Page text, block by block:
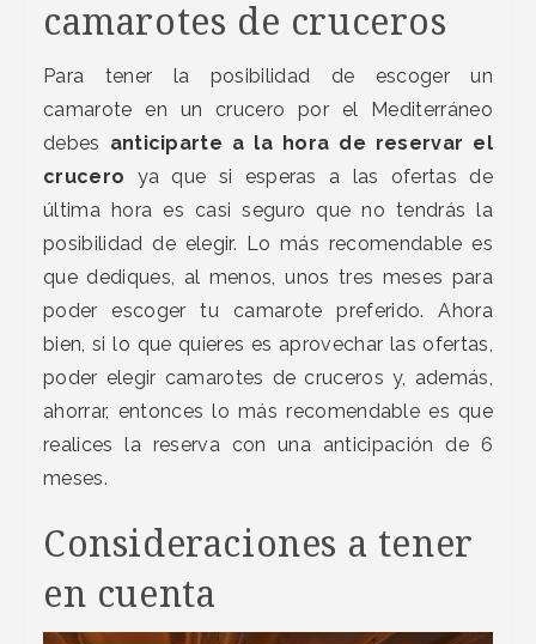
camarotes de cruceros
Para tener la posibilidad de escoger un
camarote en un crucero por el Mediterráneo
debes anticiparte a la hora de reservar el
crucero ya que si esperas a las ofertas de
última hora es casi seguro que no tendrás la
posibilidad de elegir. Lo más recomendable es
que dediques, al menos, unos tres meses para
poder escoger tu camarote preferido. Ahora
bien, si lo que quieres es aprovechar las ofertas,
poder elegir camarotes de cruceros y, además,
ahorrar, entonces lo más recomendable es que
realices la reserva con una anticipación de 6
meses.
Consideraciones a tener
en cuenta